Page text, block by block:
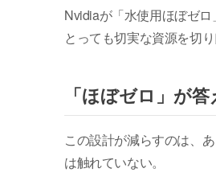
Nvidiaが「水使用ほぼゼ
とっても切実な資源を切
「ほぼゼロ」が
この設計が減らすのは、
は触れていない。